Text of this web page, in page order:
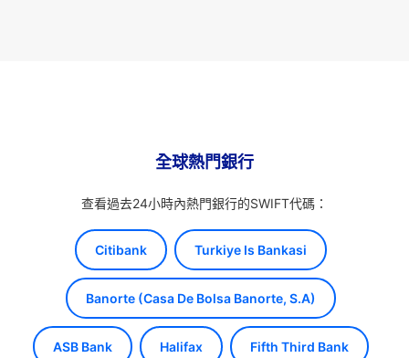
全球熱門銀行
查看過去24小時內熱門銀行的SWIFT代碼：
Citibank Turkiye Is Bankasi
Banorte (Casa De Bolsa Banorte, S.A)
ASB Bank Halifax Fifth Third Bank